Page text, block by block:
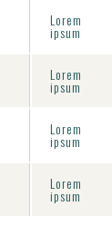
Lorem
ipsum
Lorem
ipsum
Lorem
ipsum
Lorem
ipsum